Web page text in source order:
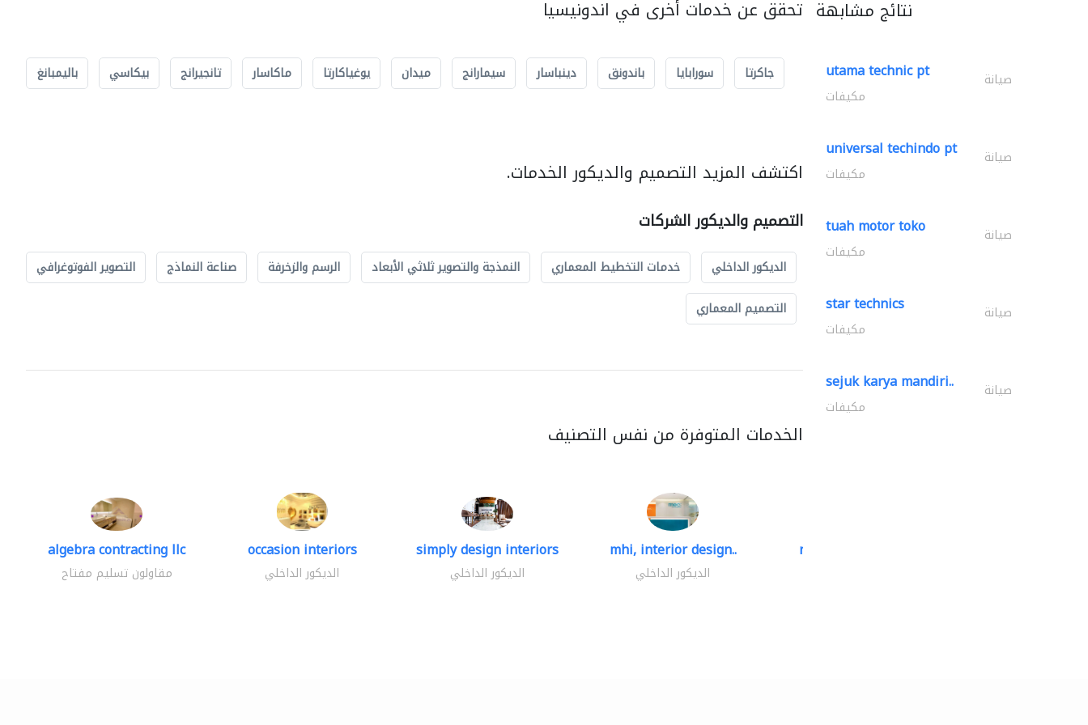
تحقق عن خدمات أخرى في اندونيسيا
جاكرتا سورابايا باندونق دينباسار سيمارانج ميدان يوغياكارتا ماكاسار تانجيرانج بيكاسي باليمبانغ
اكتشف المزيد التصميم والديكور الخدمات.
التصميم والديكور الشركات
الديكور الداخلي خدمات التخطيط المعماري النمذجة والتصوير ثلاثي الأبعاد الرسم والزخرفة صناعة النماذج
التصوير الفوتوغرافي
التصميم المعماري
الخدمات المتوفرة من نفس التصنيف
algebra contracting llc
مقاولون تسليم مفتاح
occasion interiors
الديكور الداخلي
simply design interiors
الديكور الداخلي
mhi, interior design..
الديكور الداخلي
neo space interiors
نتائج مشابهة
utama technic pt صيانة
مكيفات
universal techindo pt صيانة
مكيفات
tuah motor toko صيانة
مكيفات
star technics صيانة
مكيفات
sejuk karya mandiri.. صيانة
مكيفات